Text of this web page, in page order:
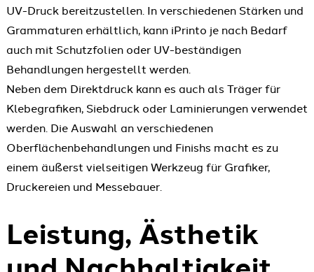
UV-Druck bereitzustellen. In verschiedenen Stärken und
Grammaturen erhältlich, kann iPrinto je nach Bedarf
auch mit Schutzfolien oder UV-beständigen
Behandlungen hergestellt werden.
Neben dem Direktdruck kann es auch als Träger für
Klebegrafiken, Siebdruck oder Laminierungen verwendet
werden. Die Auswahl an verschiedenen
Oberflächenbehandlungen und Finishs macht es zu
einem äußerst vielseitigen Werkzeug für Grafiker,
Druckereien und Messebauer.
Leistung, Ästhetik